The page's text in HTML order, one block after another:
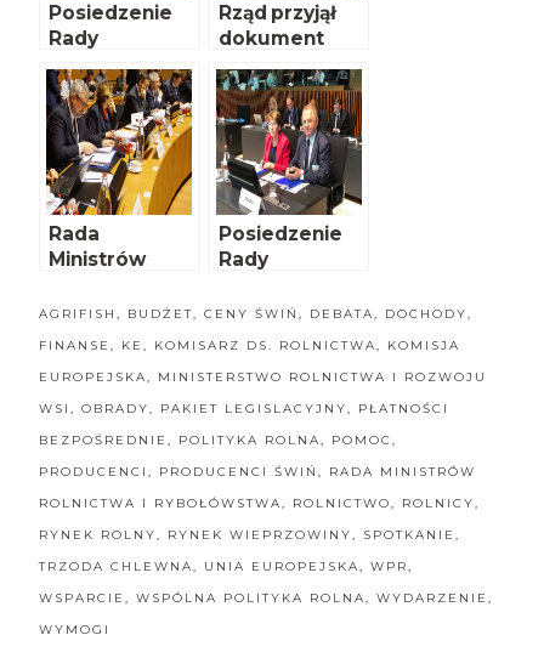
Posiedzenie
Rady
Ministrów UE
ds. Rolnictwa i
Rybołówstwa
Rząd przyjął
dokument
WPR po 2020
r.
Rada
Ministrów
AGRIFISH w
Luksemburgu
Posiedzenie
Rady
Rolnictwa UE
w
AGRIFISH, BUDŻET,CENY ŚWIŃ, DEBATA, DOCHODY,
FINANSE, KE, KOMISARZ DS. ROLNICTWA, KOMISJA
EUROPEJSKA, MINISTERSTWO ROLNICTWA I ROZWOJU
WSI,OBRADY, PAKIET LEGISLACYJNY, PŁATNOŚCI
BEZPOŚREDNIE, POLITYKA ROLNA, POMOC,
PRODUCENCI, PRODUCENCI ŚWIŃ, RADA MINISTRÓW
ROLNICTWA I RYBOŁÓWSTWA, ROLNICTWO, ROLNICY,
RYNEK ROLNY, RYNEK WIEPRZOWINY, SPOTKANIE,
TRZODA CHLEWNA, UNIA EUROPEJSKA,WPR,
WSPARCIE,WSPÓLNA POLITYKA ROLNA,WYDARZENIE,
WYMOGI